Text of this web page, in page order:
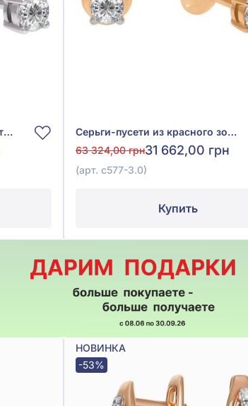
Серьги-пусети из белого золота 585° с бриллиантами 0,19ct, арт. с577-3б
Серьги-пусети из красного золота 585° с бриллиантами 0,22ct, арт. с577-3.0
63 324,00 грн31 662,00 грн
(арт. с577-3.0)
Купить
НОВИНКА
-53%